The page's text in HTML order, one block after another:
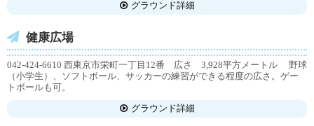
グラウンド詳細
健康広場
042-424-6610 西東京市栄町一丁目12番 広さ 3,928平方メートル 野球
（小学生）、ソフトボール、サッカーの練習ができる程度の広さ。ゲー
トボールも可。
グラウンド詳細